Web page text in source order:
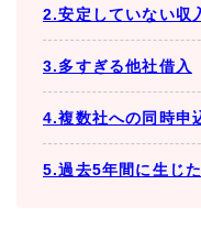
2.安定していない収
3.多すぎる他社借入
4.複数社への同時申
5.過去5年間に生じ